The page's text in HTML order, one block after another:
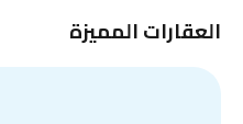
العقارات المميزة